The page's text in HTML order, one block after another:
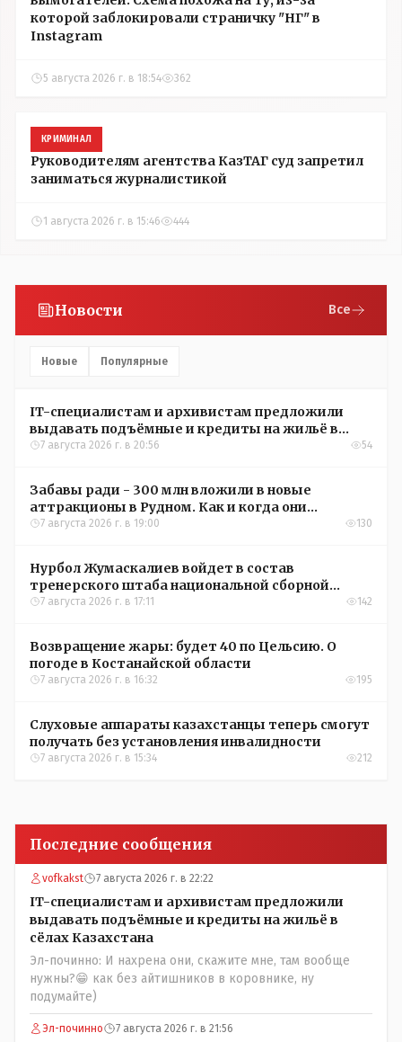
которой заблокировали страничку "НГ" в
Instagram
5 августа 2026 г. в 18:54 362
КРИМИНАЛ
Руководителям агентства КазТАГ суд запретил
заниматься журналистикой
1 августа 2026 г. в 15:46 444
Новости Все
Новые Популярные
IT-специалистам и архивистам предложили
выдавать подъёмные и кредиты на жильё в
сёлах Казахстана
7 августа 2026 г. в 20:56 54
Забавы ради - 300 млн вложили в новые
аттракционы в Рудном. Как и когда они
окупятся?
7 августа 2026 г. в 19:00 130
Нурбол Жумаскалиев войдет в состав
тренерского штаба национальной сборной
Казахстана по футболу
7 августа 2026 г. в 17:11 142
Возвращение жары: будет 40 по Цельсию. О
погоде в Костанайской области
7 августа 2026 г. в 16:32 195
Слуховые аппараты казахстанцы теперь смогут
получать без установления инвалидности
7 августа 2026 г. в 15:34 212
Последние сообщения
vofkakst 7 августа 2026 г. в 22:22
IT-специалистам и архивистам предложили
выдавать подъёмные и кредиты на жильё в
сёлах Казахстана
Эл-починно: И нахрена они, скажите мне, там вообще
нужны?😁 как без айтишников в коровнике, ну
подумайте)
Эл-починно 7 августа 2026 г. в 21:56